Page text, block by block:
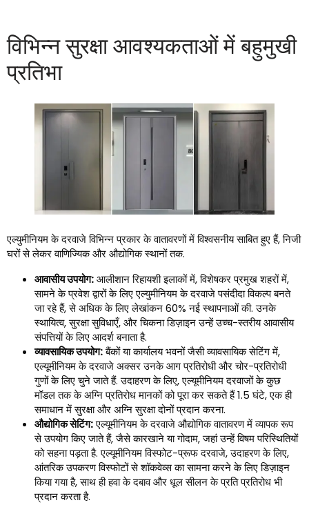
विभिन्न सुरक्षा आवश्यकताओं में बहुमुखी
प्रतिभा
एल्युमीनियम के दरवाजे विभिन्न प्रकार के वातावरणों में विश्वसनीय साबित हुए हैं, निजी
घरों से लेकर वाणिज्यिक और औद्योगिक स्थानों तक.
आवासीय उपयोग:आलीशान रिहायशी इलाकों में, विशेषकर प्रमुख शहरों में,
सामने के प्रवेश द्वारों के लिए एल्युमीनियम के दरवाजे पसंदीदा विकल्प बनते
जा रहे हैं, से अधिक के लिए लेखांकन 60% नई स्थापनाओं की. उनके
स्थायित्व, सुरक्षा सुविधाएँ, और चिकना डिज़ाइन उन्हें उच्च-स्तरीय आवासीय
संपत्तियों के लिए आदर्श बनाता है.
व्यावसायिक उपयोग:बैंकों या कार्यालय भवनों जैसी व्यावसायिक सेटिंग में,
एल्यूमीनियम के दरवाजे अक्सर उनके आग प्रतिरोधी और चोर-प्रतिरोधी
गुणों के लिए चुने जाते हैं. उदाहरण के लिए, एल्यूमीनियम दरवाजों के कुछ
मॉडल तक के अग्नि प्रतिरोध मानकों को पूरा कर सकते हैं 1.5 घंटे, एक ही
समाधान में सुरक्षा और अग्नि सुरक्षा दोनों प्रदान करना.
औद्योगिक सेटिंग:एल्यूमीनियम के दरवाजे औद्योगिक वातावरण में व्यापक रूप
से उपयोग किए जाते हैं, जैसे कारखाने या गोदाम, जहां उन्हें विषम परिस्थितियों
को सहना पड़ता है. एल्यूमीनियम विस्फोट-प्रूफ दरवाजे, उदाहरण के लिए,
आंतरिक उपकरण विस्फोटों से शॉकवेव्स का सामना करने के लिए डिज़ाइन
किया गया है, साथ ही हवा के दबाव और धूल सीलन के प्रति प्रतिरोध भी
प्रदान करता है.